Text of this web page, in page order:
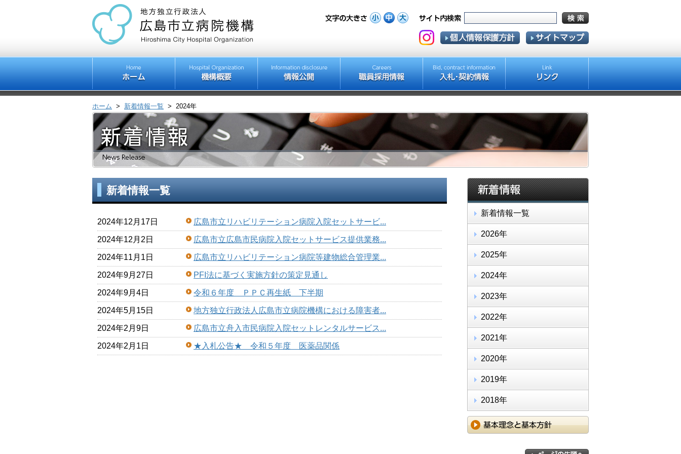
ホーム > 新着情報一覧 > 2024年
新着情報一覧
2024年12月17日 広島市立リハビリテーション病院入院セットサービ...
2024年12月2日 広島市立広島市民病院入院セットサービス提供業務...
2024年11月1日 広島市立リハビリテーション病院等建物総合管理業...
2024年9月27日 PFI法に基づく実施方針の策定見通し
2024年9月4日 令和６年度 ＰＰＣ再生紙 下半期
2024年5月15日 地方独立行政法人広島市立病院機構における障害者...
2024年2月9日 広島市立舟入市民病院入院セットレンタルサービス...
2024年2月1日 ★入札公告★ 令和５年度 医薬品関係
新着情報一覧
2026年
2025年
2024年
2023年
2022年
2021年
2020年
2019年
2018年